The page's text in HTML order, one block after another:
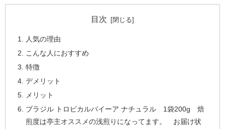
目次
人気の理由
こんな人におすすめ
特徴
デメリット
メリット
ブラジル トロピカルバイーア ナチュラル 1袋200g 焙
煎度は亭主オススメの浅煎りになってます。 お届け状